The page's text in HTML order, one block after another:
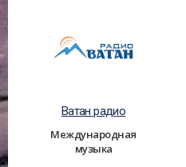
Ватан радио
Международная
музыка